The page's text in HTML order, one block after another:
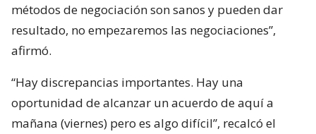
métodos de negociación son sanos y pueden dar
resultado, no empezaremos las negociaciones”,
afirmó.
“Hay discrepancias importantes. Hay una
oportunidad de alcanzar un acuerdo de aquí a
mañana (viernes) pero es algo difícil”, recalcó el